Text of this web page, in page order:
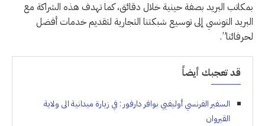
بمكاتب البريد بصفة حينية خلال دقائق، كما تهدف هذه الشراكة مع
البريد التونسي إلى توسيع شبكتنا التجارية لتقديم خدمات أفضل
لحرفائنا”️.
قد تعجبك أيضاً
السفير الفرنسي أوليفيي بوافر دارفور : في زيارة ميدانية الى ولاية
القيروان